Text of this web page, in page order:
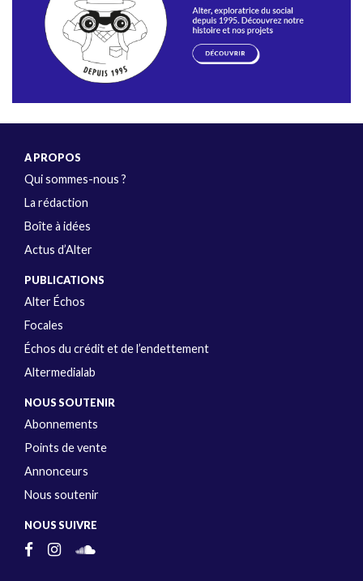
A PROPOS
Qui sommes-nous ?
La rédaction
Boîte à idées
Actus d’Alter
PUBLICATIONS
Alter Échos
Focales
Échos du crédit et de l’endettement
Altermedialab
NOUS SOUTENIR
Abonnements
Points de vente
Annonceurs
Nous soutenir
NOUS SUIVRE